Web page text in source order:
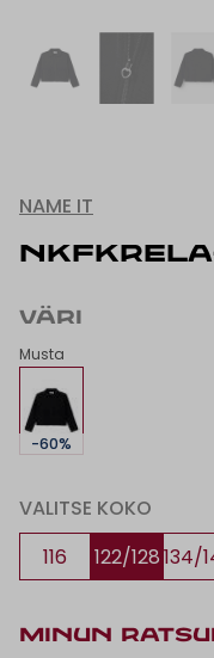
NAME IT
VÄRI
Musta
-60%
VALITSE KOKO
116
122/128134/
MINUN